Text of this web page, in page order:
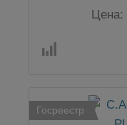
Цена:
Госреестр